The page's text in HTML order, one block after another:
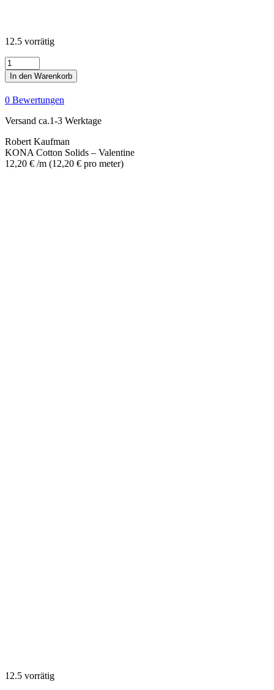
12.5 vorrätig
KONA
Cotton
Solids
-
Valentine
Menge
In den Warenkorb
0 Bewertungen
Versand ca.1-3 Werktage
Robert Kaufman
KONA Cotton Solids – Valentine
12,20 € /m (12,20 € pro meter)
12.5 vorrätig